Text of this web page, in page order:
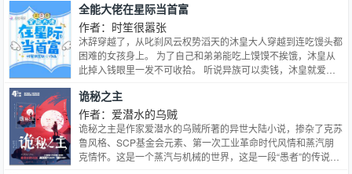
而言，前十五年，她以为活着是为了找个好男人。 直到遇见顾
九思，她才明白，一个好的男人会让你知道，你活着，你只是为
了你自己。 愿以此身血肉遮风挡雨，护她衣裙无尘，鬓角无
霜。
着的薛闲一同抄了回去。从此，前半生“上可捅天、下能震地”的
薛闲便多了一项人生追求——如何才能让这个空有皮相的秃驴早
日蹬腿闭眼、“含笑九泉”。薛闲：你不高兴，我就高兴了；你圆
寂，我就笑死了。玄悯：……
全能大佬在星际当首富
作者：时笙很嚣张
沐辞穿越了，从叱刹风云权势滔天的沐皇大人穿越到连吃馒头都
困难的女孩身上。 为了自己和弟弟能吃上馍馍不挨饿，沐皇从
此掉入钱眼里一发不可收拾。 听说异族可以卖钱，沐皇就爱上
笑了，这个晶核好，沐皇表示，她很喜欢晶核。 当沐皇知道做
任务也有丰富的奖励后，其他事物在沐皇眼里就变成了浮云，在
她世界里，没有比小钱钱更最重要！ 当然，有一个人除外。 初
次和南宫羡见面是在一个夜黑风高的夜晚，南宫羡一身是伤的对
沐皇大人说：“如果你能出手相救，我给你十万酬劳，怎么样？”
诡秘之主
作者：爱潜水的乌贼
诡秘之主是作家爱潜水的乌贼所著的异世大陆小说，掺杂了克苏
鲁风格、SCP基金会元素、第一次工业革命时代风情和蒸汽朋
克情怀。这是一个蒸汽与机械的世界，这是一段“愚者”的传说。